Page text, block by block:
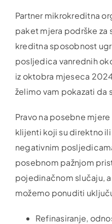
Partner mikrokreditna
paket mjera podrške za
kreditna sposobnost
posljedica vanrednih
iz oktobra mjeseca
želimo vam pokazati da
Pravo na posebne
klijenti koji su direktno
negativnim
posebnom pažnjom
pojedinačnom slučaju,
možemo ponuditi
Refinasiranje,